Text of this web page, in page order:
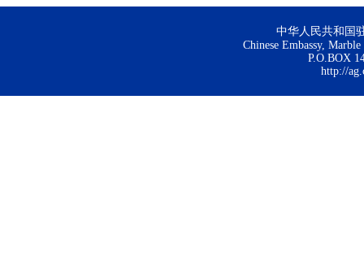
中华人民共和国
Chinese Embassy,
P.O.BOX
http://